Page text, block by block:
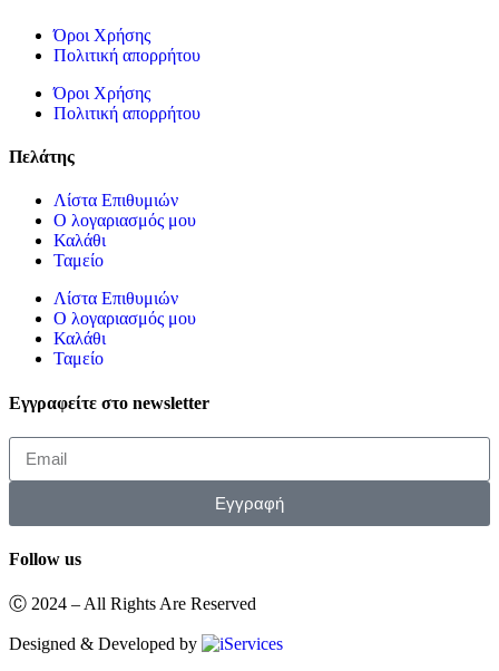
Όροι Χρήσης
Πολιτική απορρήτου
Όροι Χρήσης
Πολιτική απορρήτου
Πελάτης
Λίστα Επιθυμιών
Ο λογαριασμός μου
Καλάθι
Ταμείο
Λίστα Επιθυμιών
Ο λογαριασμός μου
Καλάθι
Ταμείο
Εγγραφείτε στο newsletter
Εγγραφή
Follow us
Ⓒ 2024 – All Rights Are Reserved
Designed & Developed by